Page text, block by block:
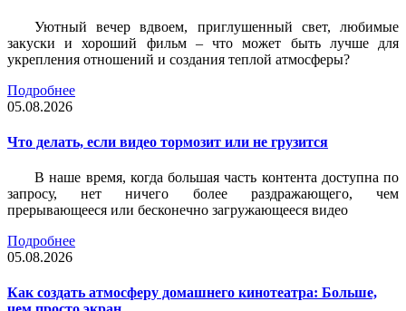
Уютный вечер вдвоем, приглушенный свет, любимые
закуски и хороший фильм – что может быть лучше для
укрепления отношений и создания теплой атмосферы?
Подробнее
05.08.2026
Что делать, если видео тормозит или не грузится
В наше время, когда большая часть контента доступна по
запросу, нет ничего более раздражающего, чем
прерывающееся или бесконечно загружающееся видео
Подробнее
05.08.2026
Как создать атмосферу домашнего кинотеатра: Больше,